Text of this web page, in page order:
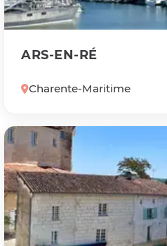
ARS-EN-RÉ
Charente-Maritime